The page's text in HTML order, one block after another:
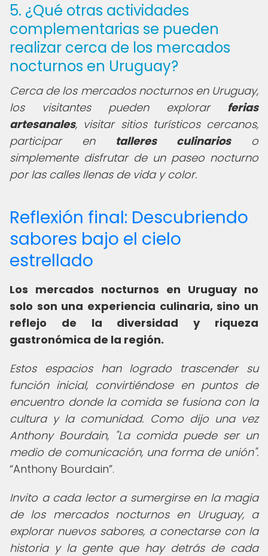
5. ¿Qué otras actividades
complementarias se pueden
realizar cerca de los mercados
nocturnos en Uruguay?
Cerca de los mercados nocturnos en Uruguay,
los visitantes pueden explorar ferias
artesanales, visitar sitios turísticos cercanos,
participar en talleres culinarioso
simplemente disfrutar de un paseo nocturno
por las calles llenas de vida y color.
Reflexión final: Descubriendo
sabores bajo el cielo
estrellado
Los mercados nocturnos en Uruguay no
solo son una experiencia culinaria, sino un
reflejo de la diversidad y riqueza
gastronómica de la región.
Estos espacios han logrado trascender su
función inicial, convirtiéndose en puntos de
encuentro donde la comida se fusiona con la
cultura y la comunidad. Como dijo una vez
Anthony Bourdain, "La comida puede ser un
medio de comunicación, una forma de unión".
Anthony Bourdain .
Invito a cada lector a sumergirse en la magia
de los mercados nocturnos en Uruguay, a
explorar nuevos sabores, a conectarse con la
historia y la gente que hay detrás de cada